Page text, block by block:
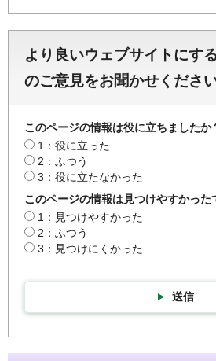
より良いウェブサイトにす
のご意見をお聞かせくださ
このページの情報は役に立ちましたか
1：役に立った
2：ふつう
3：役に立たなかった
このページの情報は見つけやすかった
1：見つけやすかった
2：ふつう
3：見つけにくかった
送信